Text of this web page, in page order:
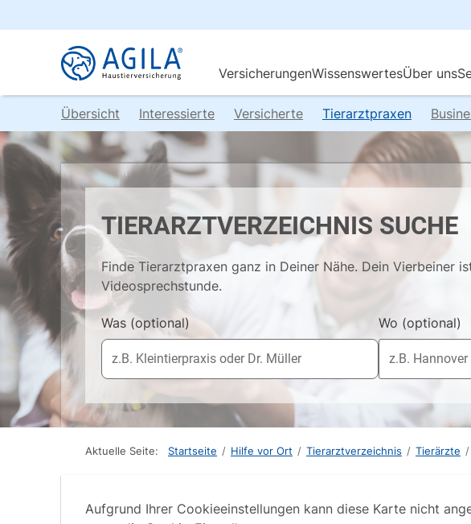
Übersicht Interessierte Versicherte Tierarztpraxen
TIERARZTVERZEICHNIS SUCHE
Finde Tierarztpraxen ganz in Deiner Nähe. Dein Vierbeiner
Videosprechstunde.
Was (optional) Wo (optional)
Aktuelle Seite: Startseite / Hilfe vor Ort / Tierarztverzeichnis / Tierärzte /
Aufgrund Ihrer Cookieeinstellungen kann diese Karte nicht